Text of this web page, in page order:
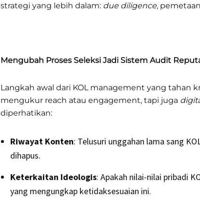
strategi yang lebih dalam: due diligence,
Mengubah Proses Seleksi Jadi Sistem Audit
Langkah awal dari KOL management yang tahan
mengukur reach atau engagement, tapi juga
diperhatikan:
Riwayat Konten: Telusuri unggahan lama sang
dihapus.
Keterkaitan Ideologis: Apakah nilai-nilai pribadi
yang mengungkap ketidaksesuaian ini.